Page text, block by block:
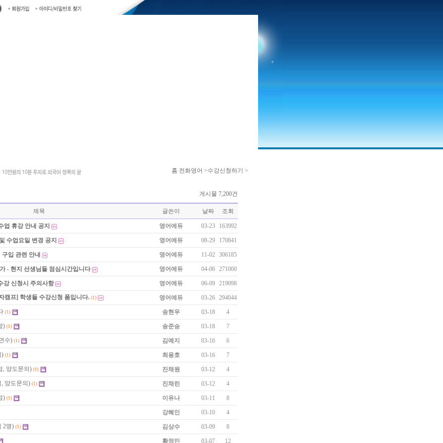
홈 전화영어 >수강신청하기 >
게시물 7,200건
제목 글쓴이 날짜 조회
업 휴강 안내 공지 영어에듀 03-23 163992
수업요일 변경 공지 영어에듀 08-29 170841
입 관련 안내 영어에듀 11-02 306185
- 현지 선생님들 점심시간입니다 영어에듀 04-06 271000
강 신청시 주의사항 영어에듀 06-09 219098
캠프] 학생들 수강신청 폼입니다. (1) 영어에듀 03-26 294044
(1) 송현우 03-18
4
) (1) 송준승 03-18
7
수) (1) 김예지 03-16
6
) (1) 최용호 03-16
7
, 양도문의) (1) 진채원 03-12
4
양도문의) (1) 진채린 03-12
4
) (1) 이유나 03-11 8
강혜인 03-10
4
2명) (1) 김상수 03-09 8
황정민 03-07 12